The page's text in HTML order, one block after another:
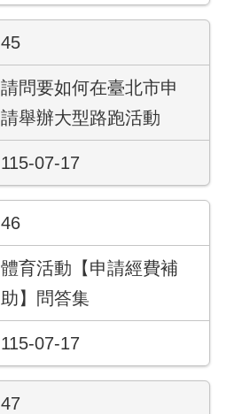
45
請問要如何在臺北市申
請舉辦大型路跑活動
115-07-17
46
體育活動【申請經費補
助】問答集
115-07-17
47